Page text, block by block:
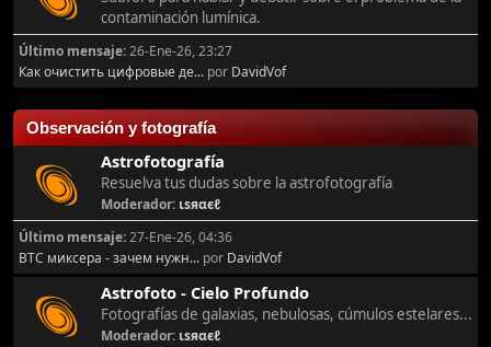
contaminación lumínica.
Último mensaje:26-Ene-26, 23:27
Как очистить цифровые де... por DavidVof
Observación y fotografía
Astrofotografía
Resuelva tus dudas sobre la astrofotografía
Moderador: ιѕяαєℓ
Último mensaje:27-Ene-26, 04:36
BTC миксера - зачем нужн... por DavidVof
Astrofoto - Cielo Profundo
Fotografías de galaxias, nebulosas, cúmulos estelares...
Moderador: ιѕяαєℓ